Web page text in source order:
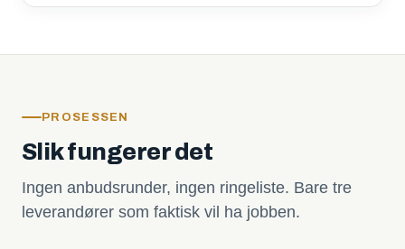
PROSESSEN
Slik fungerer det
Ingen anbudsrunder, ingen ringeliste. Bare tre
leverandører som faktisk vil ha jobben.